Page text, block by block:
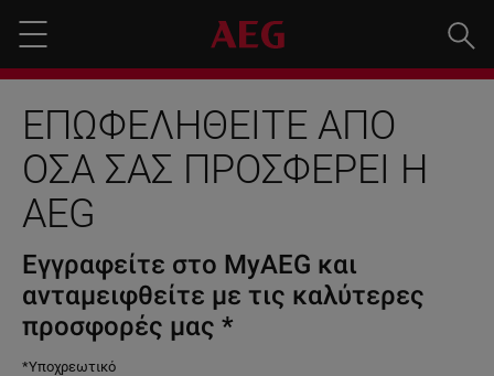
Menu
ΕΠΩΦΕΛΗΘΕΊΤΕ ΑΠΌ
ΌΣΑ ΣΑΣ ΠΡΟΣΦΈΡΕΙ Η
AEG
Εγγραφείτε στο MyAEG και
ανταμειφθείτε με τις καλύτερες
προσφορές μας *
*Υποχρεωτικό